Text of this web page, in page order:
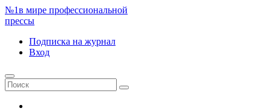
№1в мире профессиональной
прессы
Подписка на журнал
Вход